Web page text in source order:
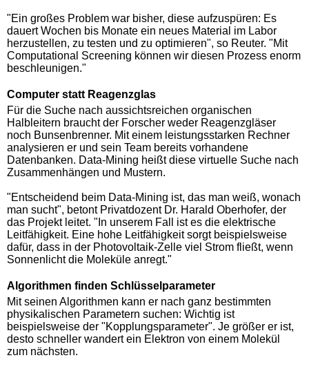
"Ein großes Problem war bisher, diese aufzuspüren: Es
dauert Wochen bis Monate ein neues Material im Labor
herzustellen, zu testen und zu optimieren", so Reuter. "Mit
Computational Screening können wir diesen Prozess enorm
beschleunigen."
Computer statt Reagenzglas
Für die Suche nach aussichtsreichen organischen
Halbleitern braucht der Forscher weder Reagenzgläser
noch Bunsenbrenner. Mit einem leistungsstarken Rechner
analysieren er und sein Team bereits vorhandene
Datenbanken. Data-Mining heißt diese virtuelle Suche nach
Zusammenhängen und Mustern.
"Entscheidend beim Data-Mining ist, das man weiß, wonach
man sucht", betont Privatdozent Dr. Harald Oberhofer, der
das Projekt leitet. "In unserem Fall ist es die elektrische
Leitfähigkeit. Eine hohe Leitfähigkeit sorgt beispielsweise
dafür, dass in der Photovoltaik-Zelle viel Strom fließt, wenn
Sonnenlicht die Moleküle anregt."
Algorithmen finden Schlüsselparameter
Mit seinen Algorithmen kann er nach ganz bestimmten
physikalischen Parametern suchen: Wichtig ist
beispielsweise der "Kopplungsparameter". Je größer er ist,
desto schneller wandert ein Elektron von einem Molekül
zum nächsten.